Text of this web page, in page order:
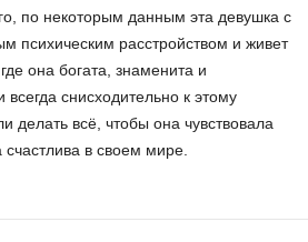
по некоторым данным эта девушка с
психическим расстройством и живет
она богата, знаменита и
снисходительно к этому
делать всё, чтобы она чувствовала
в своем мире.